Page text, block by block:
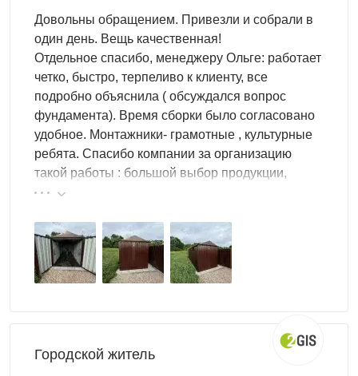
Довольны обращением. Привезли и собрали в
один день. Вещь качественная!
Отдельное спасибо, менеджеру Ольге: работает
четко, быстро, терпеливо к клиенту, все
подробно объяснила ( обсуждался вопрос
фундамента). Время сборки было согласовано
удобное. Монтажники- грамотные , культурные
ребята. Спасибо компании за организацию
такой работы : большой выбор продукции,
реальные цены.
Городской житель